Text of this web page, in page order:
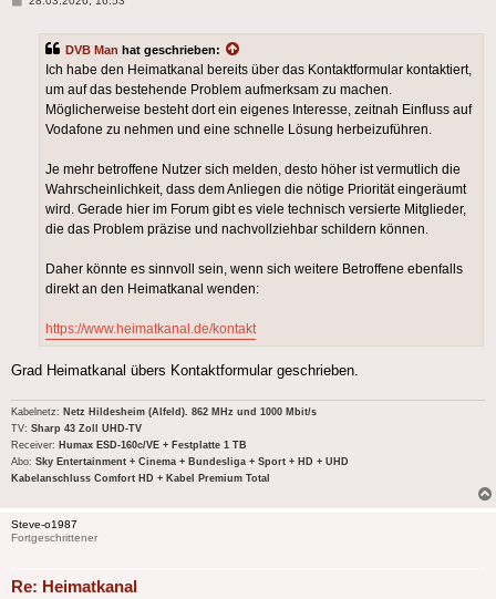
DVB Man hat geschrieben:
Ich habe den Heimatkanal bereits über das Kontaktformular kontaktiert,
um auf das bestehende Problem aufmerksam zu machen.
Möglicherweise besteht dort ein eigenes Interesse, zeitnah Einfluss auf
Vodafone zu nehmen und eine schnelle Lösung herbeizuführen.
Je mehr betroffene Nutzer sich melden, desto höher ist vermutlich die
Wahrscheinlichkeit, dass dem Anliegen die nötige Priorität eingeräumt
wird. Gerade hier im Forum gibt es viele technisch versierte Mitglieder,
die das Problem präzise und nachvollziehbar schildern können.
Daher könnte es sinnvoll sein, wenn sich weitere Betroffene ebenfalls
direkt an den Heimatkanal wenden:
https://www.heimatkanal.de/kontakt
Grad Heimatkanal übers Kontaktformular geschrieben.
Kabelnetz: Netz Hildesheim (Alfeld). 862 MHz und 1000 Mbit/s
TV: Sharp 43 Zoll UHD-TV
Receiver: Humax ESD-160c/VE + Festplatte 1 TB
Abo: Sky Entertainment + Cinema + Bundesliga + Sport + HD + UHD
Kabelanschluss Comfort HD + Kabel Premium Total
Steve-o1987
Fortgeschrittener
Re: Heimatkanal